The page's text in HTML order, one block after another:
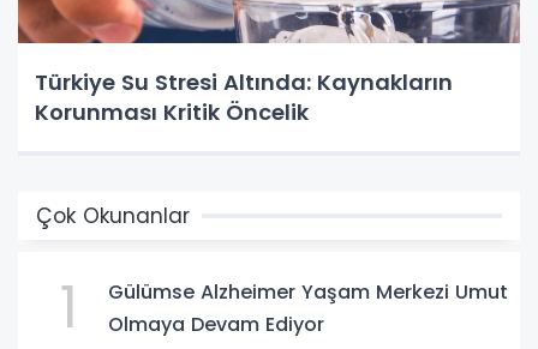
Türkiye Su Stresi Altında: Kaynakların
Korunması Kritik Öncelik
Çok Okunanlar
1
Gülümse Alzheimer Yaşam Merkezi Umut
Olmaya Devam Ediyor